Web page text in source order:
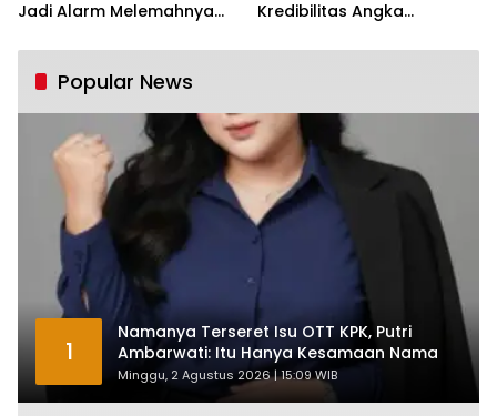
Jadi Alarm Melemahnya
Kredibilitas Angka
Tumbuh Tapi Rapuh
Popular News
1
Namanya Terseret Isu OTT KPK, Putri
Ambarwati: Itu Hanya Kesamaan Nama
Minggu, 2 Agustus 2026 | 15:09 WIB